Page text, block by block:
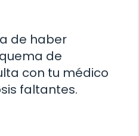
de haber
de
con tu médico
faltantes.